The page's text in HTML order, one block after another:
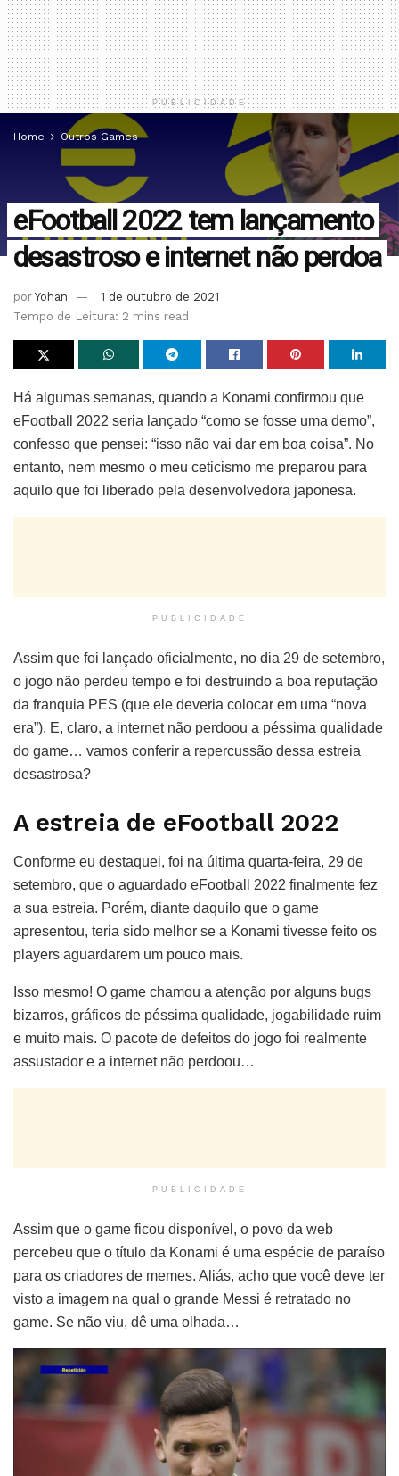
PUBLICIDADE
Home Outros Games
eFootball 2022 tem lançamento
desastroso e internet não perdoa
por Yohan
1 de outubro de 2021
Tempo de Leitura: 2 mins read
Há algumas semanas, quando a Konami confirmou que
eFootball 2022 seria lançado “como se fosse uma demo”,
confesso que pensei: “isso não vai dar em boa coisa”. No
entanto, nem mesmo o meu ceticismo me preparou para
aquilo que foi liberado pela desenvolvedora japonesa.
PUBLICIDADE
Assim que foi lançado oficialmente, no dia 29 de setembro,
o jogo não perdeu tempo e foi destruindo a boa reputação
da franquia PES (que ele deveria colocar em uma “nova
era”). E, claro, a internet não perdoou a péssima qualidade
do game… vamos conferir a repercussão dessa estreia
desastrosa?
A estreia de eFootball 2022
Conforme eu destaquei, foi na última quarta-feira, 29 de
setembro, que o aguardado eFootball 2022 finalmente fez
a sua estreia. Porém, diante daquilo que o game
apresentou, teria sido melhor se a Konami tivesse feito os
players aguardarem um pouco mais.
Isso mesmo! O game chamou a atenção por alguns bugs
bizarros, gráficos de péssima qualidade, jogabilidade ruim
e muito mais. O pacote de defeitos do jogo foi realmente
assustador e a internet não perdoou…
PUBLICIDADE
Assim que o game ficou disponível, o povo da web
percebeu que o título da Konami é uma espécie de paraíso
para os criadores de memes. Aliás, acho que você deve ter
visto a imagem na qual o grande Messi é retratado no
game. Se não viu, dê uma olhada…